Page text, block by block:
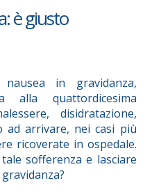
è giusto
in gravidanza,
alla quattordicesima
disidratazione,
ad arrivare, nei casi più
ricoverate in ospedale.
sofferenza e lasciare